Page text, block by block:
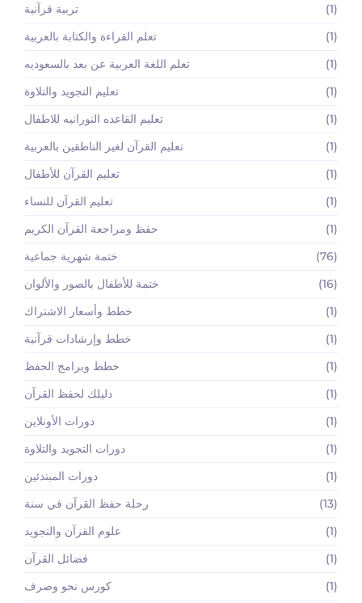
تربية قرآنية
(1)
تعلم القراءة والكتابة بالعربية
(1)
تعلم اللغة العربية عن بعد بالسعوديه
(1)
تعليم التجويد والتلاوة
(1)
تعليم القاعده النورانيه للاطفال
(1)
تعليم القرآن لغير الناطقين بالعربية
(1)
تعليم القرآن للأطفال
(1)
تعليم القرآن للنساء
(1)
حفظ ومراجعة القرآن الكريم
(1)
ختمة شهرية جماعية
(76)
ختمة للأطفال بالصور والألوان
(16)
خطط وأسعار الاشتراك
(1)
خطط وإرشادات قرآنية
(1)
خطط وبرامج الحفظ
(1)
دليلك لحفظ القرآن
(1)
دورات الأونلاين
(1)
دورات التجويد والتلاوة
(1)
دورات المبتدئين
(1)
رحلة حفظ القرآن في سنة
(13)
علوم القرآن والتجويد
(1)
فضائل القرآن
(1)
كورس نحو وصرف
(1)